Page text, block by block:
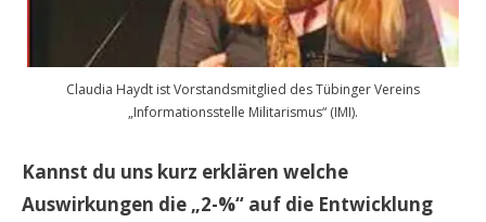
Claudia Haydt ist Vorstandsmitglied des Tübinger Vereins
„Informationsstelle Militarismus“ (IMI).
Kannst du uns kurz erklären welche
Auswirkungen die „2-%“ auf die Entwicklung